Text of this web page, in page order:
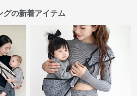
グの新着アイテム